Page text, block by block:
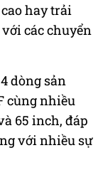
hay trải
các chuyển
dòng sản
cùng nhiều
65 inch, đáp
với nhiều sự